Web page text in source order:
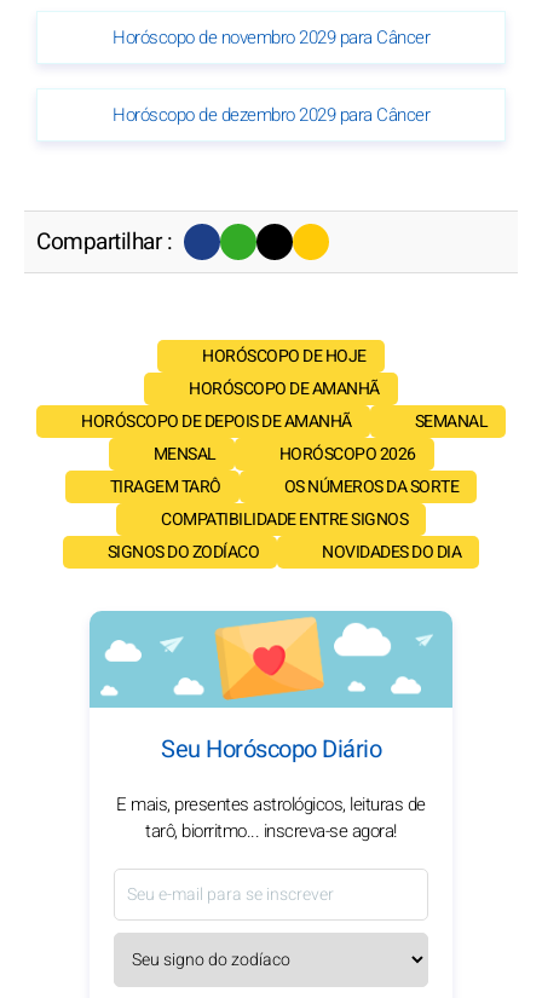
Horóscopo de novembro 2029 para Câncer
Horóscopo de dezembro 2029 para Câncer
Compartilhar :
HORÓSCOPO DE HOJE
HORÓSCOPO DE AMANHÃ
HORÓSCOPO DE DEPOIS DE AMANHÃ
SEMANAL
MENSAL
HORÓSCOPO 2026
TIRAGEM TARÔ
OS NÚMEROS DA SORTE
COMPATIBILIDADE ENTRE SIGNOS
SIGNOS DO ZODÍACO
NOVIDADES DO DIA
Seu Horóscopo Diário
E mais, presentes astrológicos, leituras de
tarô, biorritmo... inscreva-se agora!